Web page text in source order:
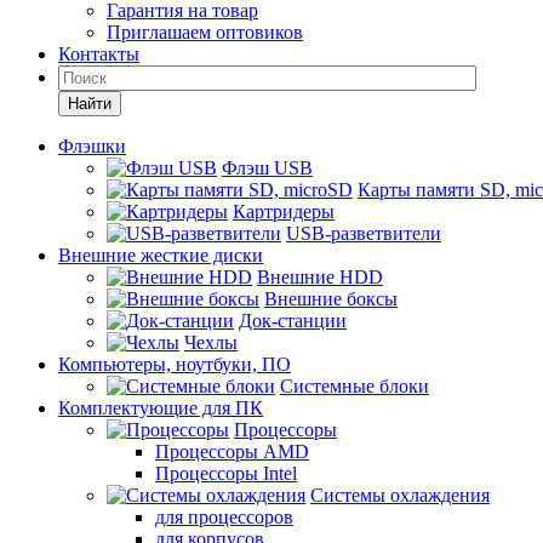
Гарантия на товар
Приглашаем оптовиков
Контакты
Найти
Флэшки
Флэш USB
Карты памяти SD,
Картридеры
USB-разветвители
Внешние жесткие диски
Внешние HDD
Внешние боксы
Док-станции
Чехлы
Компьютеры, ноутбуки, ПО
Системные блоки
Комплектующие для ПК
Процессоры
Процессоры AMD
Процессоры Intel
Системы охлаждения
для процессоров
для корпусов